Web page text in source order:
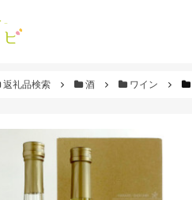
返礼品検索 酒 ワイン